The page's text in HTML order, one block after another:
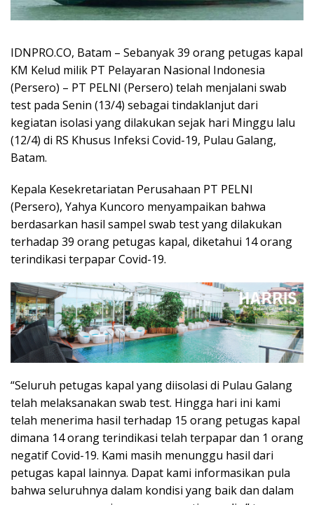
IDNPRO.CO, Batam – Sebanyak 39 orang petugas kapal
KM Kelud milik PT Pelayaran Nasional Indonesia
(Persero) – PT PELNI (Persero) telah menjalani swab
test pada Senin (13/4) sebagai tindaklanjut dari
kegiatan isolasi yang dilakukan sejak hari Minggu lalu
(12/4) di RS Khusus Infeksi Covid-19, Pulau Galang,
Batam.
Kepala Kesekretariatan Perusahaan PT PELNI
(Persero), Yahya Kuncoro menyampaikan bahwa
berdasarkan hasil sampel swab test yang dilakukan
terhadap 39 orang petugas kapal, diketahui 14 orang
terindikasi terpapar Covid-19.
“Seluruh petugas kapal yang diisolasi di Pulau Galang
telah melaksanakan swab test. Hingga hari ini kami
telah menerima hasil terhadap 15 orang petugas kapal
dimana 14 orang terindikasi telah terpapar dan 1 orang
negatif Covid-19. Kami masih menunggu hasil dari
petugas kapal lainnya. Dapat kami informasikan pula
bahwa seluruhnya dalam kondisi yang baik dan dalam